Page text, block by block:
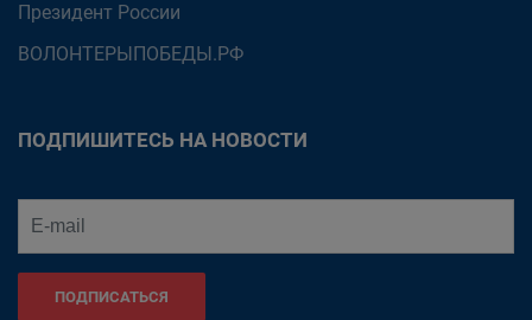
Президент России
ВОЛОНТЕРЫПОБЕДЫ.РФ
ПОДПИШИТЕСЬ НА НОВОСТИ
ПОДПИСАТЬСЯ